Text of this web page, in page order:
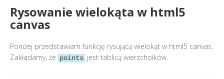
Rysowanie wielokąta w html5
canvas
Poniżej przedstawiam funkcję rysującą wielokąt w html5 canvas.
Zakładamy, że points jest tablicą wierzchołków.